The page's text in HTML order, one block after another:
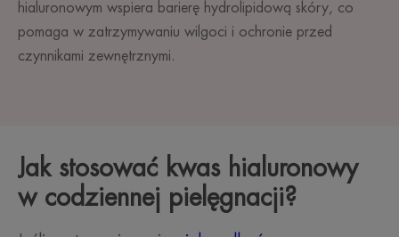
hialuronowym wspiera barierę hydrolipidową skóry, co
pomaga w zatrzymywaniu wilgoci i ochronie przed
czynnikami zewnętrznymi.
Jak stosować kwas hialuronowy
w codziennej pielęgnacji?